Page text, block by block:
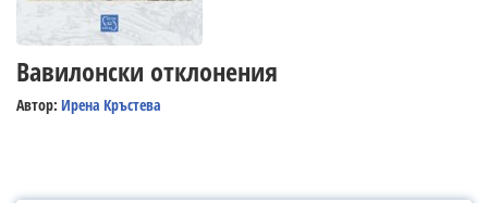
Вавилонски отклонения
Автор: Ирена Кръстева